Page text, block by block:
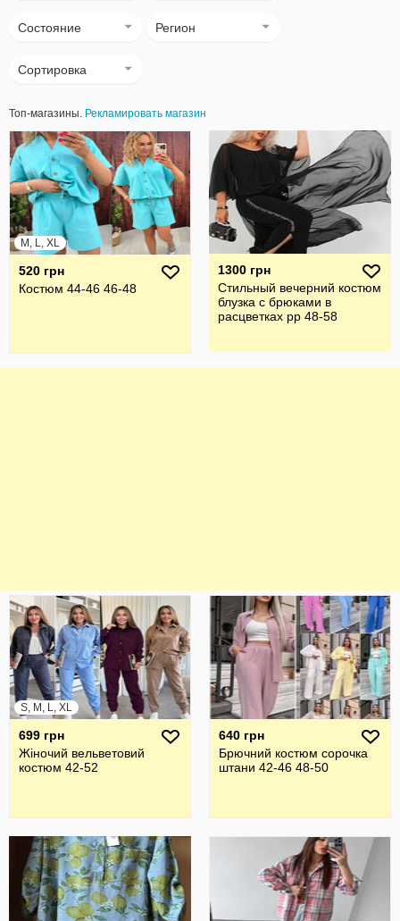
Состояние Регион
Сортировка
Топ-магазины. Рекламировать магазин
M, L, XL
520 грн
Костюм 44-46 46-48
1300 грн
Стильный вечерний костюм
блузка с брюками в
расцветках рр 48-58
S, M, L, XL
699 грн
Жіночий вельветовий
костюм 42-52
640 грн
Брючний костюм сорочка
штани 42-46 48-50